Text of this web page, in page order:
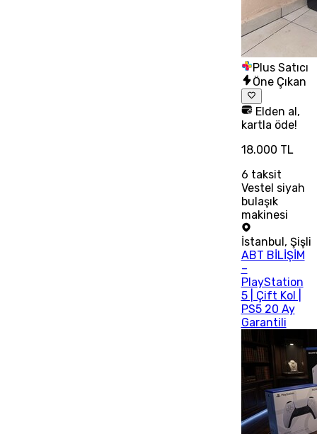
Plus Satıcı
Öne Çıkan
Elden al,
kartla öde!
18.000 TL
6 taksit
Vestel siyah
bulaşık
makinesi
İstanbul , Şişli
ABT BİLİŞİM
–
PlayStation
5 | Çift Kol |
PS5 20 Ay
Garantili